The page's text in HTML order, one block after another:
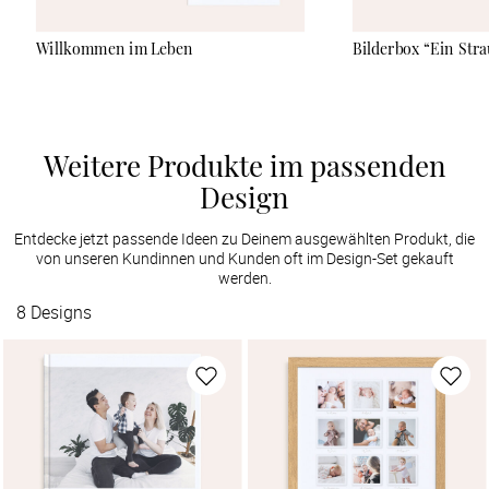
Willkommen im Leben Bilderbox “Ein
Weitere Produkte im passenden
Design
Entdecke jetzt passende Ideen zu Deinem ausgewählten Produkt, die
von unseren Kundinnen und Kunden oft im Design-Set gekauft
werden.
8 Designs